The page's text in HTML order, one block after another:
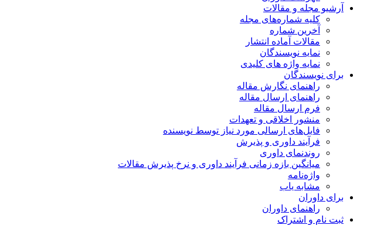
آرشیو مجله و مقالات
کلیه شماره‌های مجله
آخرین شماره
مقالات آماده انتشار
نمایه نویسندگان
نمایه واژه های کلیدی
برای نویسندگان
راهنمای نگارش مقاله
راهنمای ارسال مقاله
فرم ارسال مقاله
منشور اخلاقی و تعهدات
فایل‌های ارسالی مورد نیاز توسط نویسنده
فرآیند داوری و پذیرش
روندنمای داوری
میانگین بازه زمانی فرآیند داوری و نرخ پذیرش مقالات
واژه‌نامه
مشابه یاب
برای داوران
راهنمای داوران
ثبت نام و اشتراک